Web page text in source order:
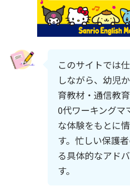
このサイトでは
しながら、幼児
育教材・通信教
0代ワーキングマ
な体験をもとに
す。忙しい保護
る具体的なアド
す。